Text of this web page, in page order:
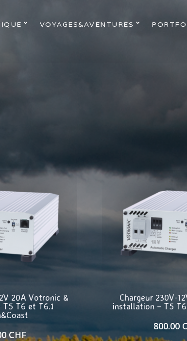
VOYAGES&AVENTURES
20A Votronic &
T6 et T6.1
CHF
Chargeur 230V-
installation – T5
800.00